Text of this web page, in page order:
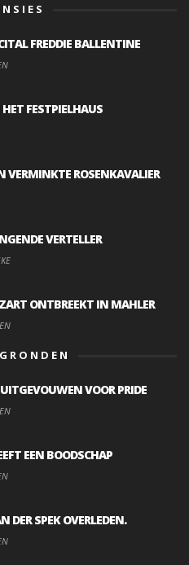
FREDDIE BALLENTINE
FESTPIELHAUS
VERMINKTE ROSENKAVALIER
VERTELLER
ONTBREEKT IN MAHLER
VOOR PRIDE
EEN BOODSCHAP
DER SPEK OVERLEDEN.